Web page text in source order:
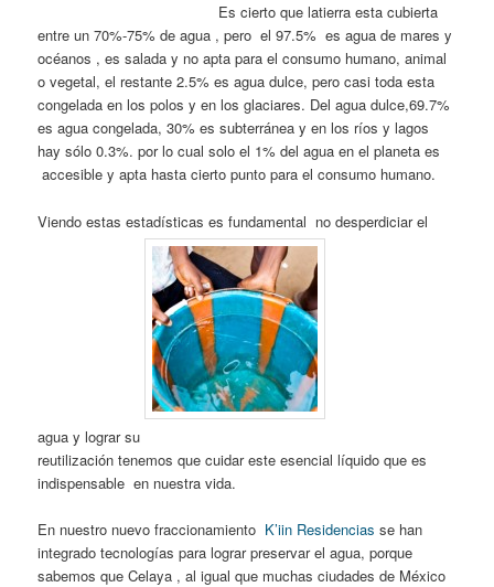
Es cierto que latierra esta cubierta
entre un 70%-75% de agua , pero el 97.5% es agua de mares y
océanos , es salada y no apta para el consumo humano, animal
o vegetal, el restante 2.5% es agua dulce, pero casi toda esta
congelada en los polos y en los glaciares. Del agua dulce,69.7%
es agua congelada, 30% es subterránea y en los ríos y lagos
hay sólo 0.3%. por lo cual solo el 1% del agua en el planeta es
accesible y apta hasta cierto punto para el consumo humano.
Viendo estas estadísticas es fundamental no desperdiciar el
agua y lograr su
reutilización tenemos que cuidar este esencial líquido que es
indispensable en nuestra vida.
En nuestro nuevo fraccionamiento K’iin Residenciasse han
integrado tecnologías para lograr preservar el agua, porque
sabemos que Celaya , al igual que muchas ciudades de México